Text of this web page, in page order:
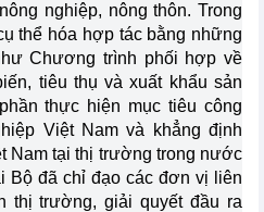
nghiệp, nông thôn. Trong
thể hóa hợp tác bằng những
Chương trình phối hợp về
tiêu thụ và xuất khẩu sản
thực hiện mục tiêu công
Việt Nam và khẳng định
Nam tại thị trường trong nước
Bộ đã chỉ đạo các đơn vị liên
thị trường, giải quyết đầu ra